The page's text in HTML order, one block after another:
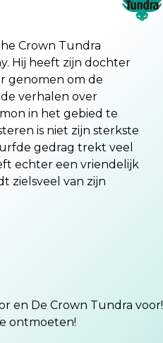
Crown Tundra
Hij heeft zijn dochter
genomen om de
verhalen over
in het gebied te
is niet zijn sterkste
gedrag trekt veel
echter een vriendelijk
zielsveel van zijn
en De Crown Tundra voor!
ontmoeten!